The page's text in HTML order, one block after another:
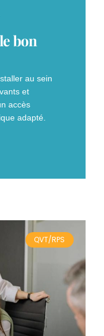
bon
au sein
et
accès
adapté.
QVT/RPS